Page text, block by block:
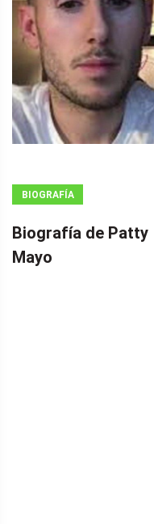
BIOGRAFÍA
Biografía de Patty
Mayo